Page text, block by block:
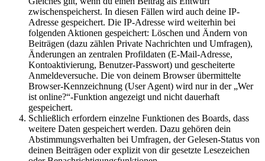
zwischenspeicherst. In diesen Fällen wird auch deine IP-
Adresse gespeichert. Die IP-Adresse wird weiterhin bei
folgenden Aktionen gespeichert: Löschen und Ändern von
Beiträgen (dazu zählen Private Nachrichten und Umfragen),
Änderungen an zentralen Profildaten (E-Mail-Adresse,
Kontoaktivierung, Benutzer-Passwort) und gescheiterte
Anmeldeversuche. Die von deinem Browser übermittelte
Browser-Kennzeichnung (User Agent) wird nur in der „Wer
ist online?“-Funktion angezeigt und nicht dauerhaft
gespeichert.
Schließlich erfordern einzelne Funktionen des Boards, dass
weitere Daten gespeichert werden. Dazu gehören dein
Abstimmungsverhalten bei Umfragen, der Gelesen-Status von
deinen Beiträgen oder explizit von dir gesetzte Lesezeichen